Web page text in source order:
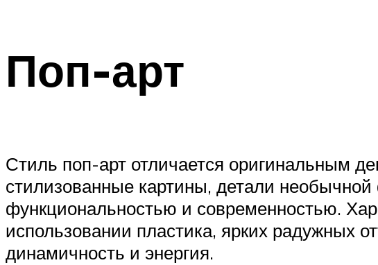
Поп-арт
Стиль поп-арт отличается оригинальным
стилизованные картины, детали
функциональностью и современностью.
использовании пластика, ярких радужных
динамичность и энергия.